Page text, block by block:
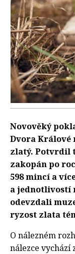
Novověký
Dvora Králové
zlatý. Potvrdil
zakopán po
598 mincí a
a jednotlivostí
odevzdali
ryzost zlata
O nálezném
nálezce vychází